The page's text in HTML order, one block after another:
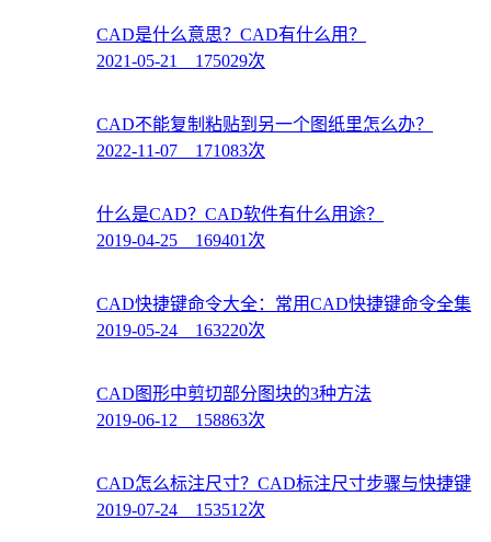
CAD是什么意思？CAD有什么用？
2021-05-21 175029次
CAD不能复制粘贴到另一个图纸里怎么办？
2022-11-07 171083次
什么是CAD？CAD软件有什么用途？
2019-04-25 169401次
CAD快捷键命令大全：常用CAD快捷键命令全集
2019-05-24 163220次
CAD图形中剪切部分图块的3种方法
2019-06-12 158863次
CAD怎么标注尺寸？CAD标注尺寸步骤与快捷键
2019-07-24 153512次